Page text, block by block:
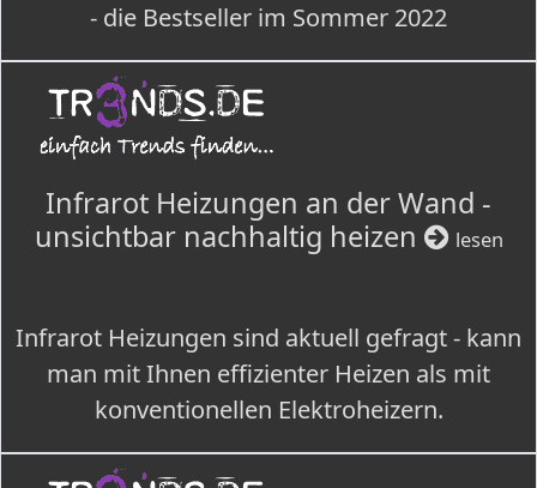
- die Bestseller im Sommer 2022
Infrarot Heizungen an der Wand -
unsichtbar nachhaltig heizen
lesen
Infrarot Heizungen sind aktuell gefragt - kann
man mit Ihnen effizienter Heizen als mit
konventionellen Elektroheizern.